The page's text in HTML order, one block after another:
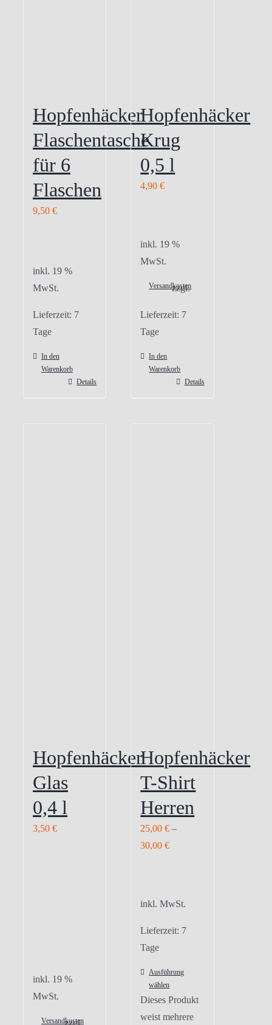
Hopfenhäcker
Flaschentasche
für 6
Flaschen
9,50 €
inkl. 19 %
MwSt.
Lieferzeit: 7
Tage
In den
Warenkorb
Details
Hopfenhäcker
Krug
0,5 l
4,90€
inkl. 19 %
MwSt.
zzgl.
Versandkosten
Lieferzeit: 7
Tage
In den
Warenkorb
Details
Hopfenhäcker
Glas
0,4 l
3,50 €
inkl. 19 %
MwSt.
zzgl.
Versandkosten
Hopfenhäcker
T-Shirt
Herren
25,00€ –
30,00€
inkl. MwSt.
Lieferzeit: 7
Tage
Ausführung
wählen
Dieses Produkt
weist mehrere